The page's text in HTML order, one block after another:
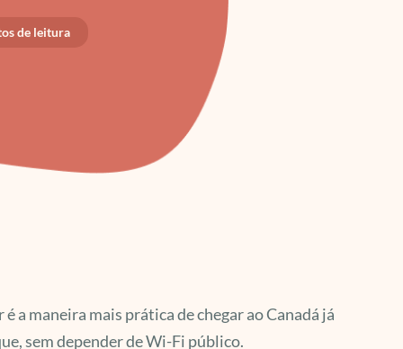
de leitura
a maneira mais prática de chegar ao Canadá já
sem depender de Wi-Fi público.